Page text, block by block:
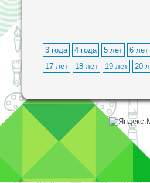
3 года 4 года 5 лет
6 лет
17 лет
18 лет 19 лет 20